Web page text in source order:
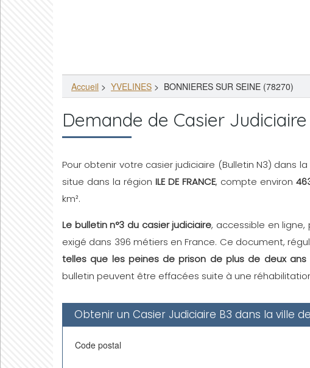
Accueil > YVELINES > BONNIERES SUR SEINE (78270)
Demande de Casier Judiciaire
Pour obtenir votre casier judiciaire (Bulletin N3) dans la
situe dans la région ILE DE FRANCE, compte environ
km².
Le bulletin n°3 du casier judiciaire, accessible en
exigé dans 396 métiers en France. Ce document,
telles que les peines de prison de plus de deux ans
bulletin peuvent être effacées suite à une
Obtenir un Casier Judiciaire B3 dans la ville de
Code postal